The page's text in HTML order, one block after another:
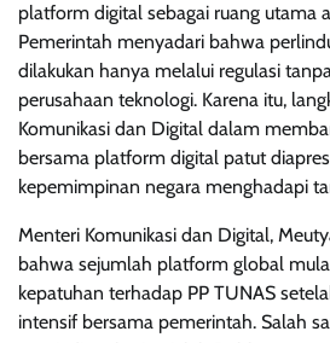
platform digital sebagai ruang utama
Pemerintah menyadari bahwa
dilakukan hanya melalui regulasi
perusahaan teknologi. Karena itu,
Komunikasi dan Digital dalam
bersama platform digital patut
kepemimpinan negara menghadapi
Menteri Komunikasi dan Digital,
bahwa sejumlah platform global
kepatuhan terhadap PP TUNAS
intensif bersama pemerintah. Salah